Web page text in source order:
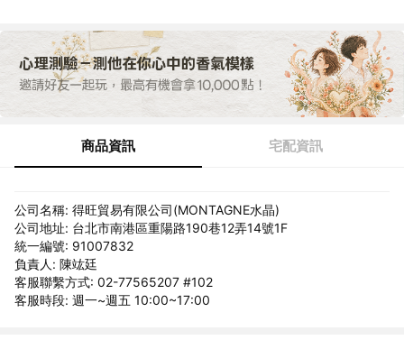
商品資訊 宅配資訊
公司名稱: 得旺貿易有限公司(MONTAGNE水晶)
公司地址: 台北市南港區重陽路190巷12弄14號1F
統一編號: 91007832
負責人: 陳竑廷
客服聯繫方式: 02-77565207 #102
客服時段: 週一~週五 10:00~17:00